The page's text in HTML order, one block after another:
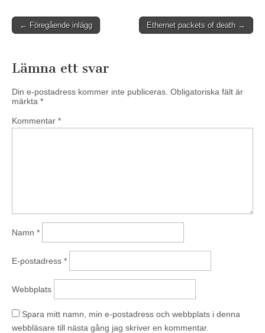
Post
← Föregående inlägg Ethernet packets of death →
Lämna ett svar
Din e-postadress kommer inte publiceras. Obligatoriska fält är
märkta *
Kommentar *
Namn *
E-postadress *
Webbplats
Spara mitt namn, min e-postadress och webbplats i denna
webbläsare till nästa gång jag skriver en kommentar.